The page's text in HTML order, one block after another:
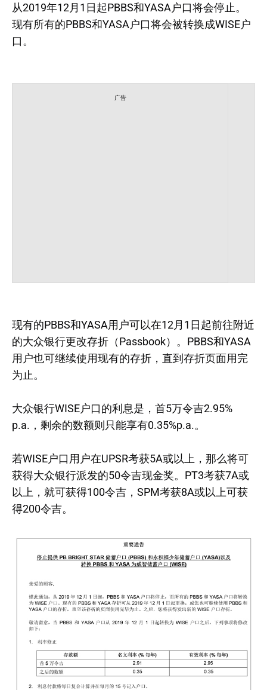
从2019年12月1日起PBBS和YASA户口将会停止。
现有所有的PBBS和YASA户口将会被转换成WISE户
口。
广告
现有的PBBS和YASA用户可以在12月1日起前往附近
的大众银行更改存折（Passbook）。PBBS和YASA
用户也可继续使用现有的存折，直到存折页面用完
为止。
大众银行WISE户口的利息是，首5万令吉2.95%
p.a.，剩余的数额则只能享有0.35%p.a.。
若WISE户口用户在UPSR考获5A或以上，那么将可
获得大众银行派发的50令吉现金奖。PT3考获7A或
以上，就可获得100令吉，SPM考获8A或以上可获
得200令吉。